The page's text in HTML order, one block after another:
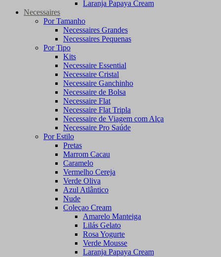
Laranja Papaya Cream
Necessaires
Por Tamanho
Necessaires Grandes
Necessaires Pequenas
Por Tipo
Kits
Necessaire Essential
Necessaire Cristal
Necessaire Ganchinho
Necessaire de Bolsa
Necessaire Flat
Necessaire Flat Tripla
Necessaire de Viagem com Alça
Necessaire Pro Saúde
Por Estilo
Pretas
Marrom Cacau
Caramelo
Vermelho Cereja
Verde Oliva
Azul Atlântico
Nude
Coleçao Cream
Amarelo Manteiga
Lilás Gelato
Rosa Yogurte
Verde Mousse
Laranja Papaya Cream